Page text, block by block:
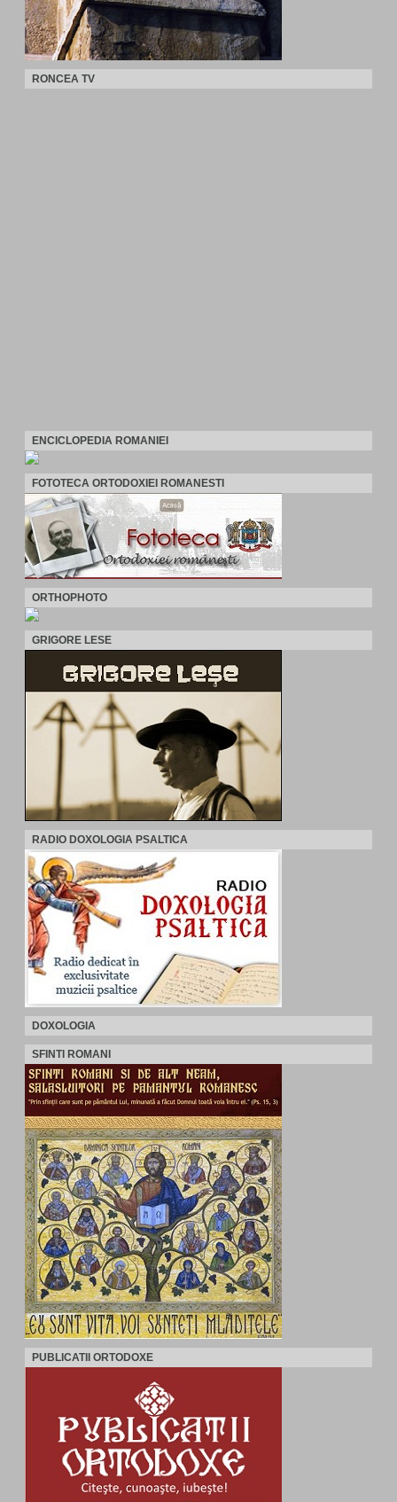
RONCEA TV
ENCICLOPEDIA ROMANIEI
FOTOTECA ORTODOXIEI ROMANESTI
ORTHOPHOTO
GRIGORE LESE
RADIO DOXOLOGIA PSALTICA
DOXOLOGIA
SFINTI ROMANI
PUBLICATII ORTODOXE